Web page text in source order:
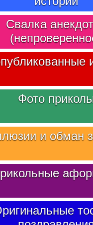
Свалка
Фото
и обман